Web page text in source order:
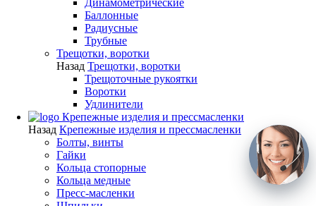
Баллонные
Радиусные
Трубные
Трещотки, воротки
Назад Трещотки, воротки
Трещоточные рукоятки
Воротки
Удлинители
Крепежные изделия и прессмасленки
Назад Крепежные изделия и прессмасленки
Болты, винты
Гайки
Кольца стопорные
Кольца медные
Пресс-масленки